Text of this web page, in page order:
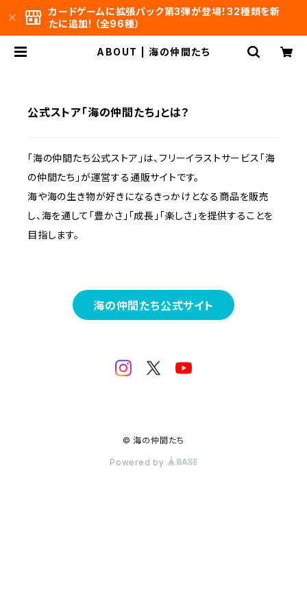
カードゲームに拡張パック第3弾が登場！32種類を新
たに追加! （全96種）
ABOUT | 海の仲間たち
公式ストア「海の仲間たち」とは？
「海の仲間たち公式ストア」は、フリーイラストサービス「海
の仲間たち」が運営する通販サイトです。
海や海の生き物が好きになるきっかけとなる商品を販売
し、海を通して「豊かさ」「成長」「楽しさ」を提供することを
目指します。
海の仲間たち公式サイト
© 海の仲間たち
Powered by